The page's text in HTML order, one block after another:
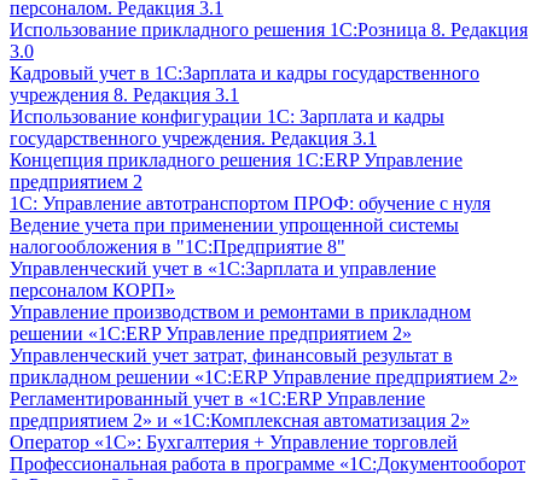
персоналом. Редакция 3.1
Использование прикладного решения 1С:Розница 8. Редакция
3.0
Кадровый учет в 1С:Зарплата и кадры государственного
учреждения 8. Редакция 3.1
Использование конфигурации ‎1С: Зарплата и кадры
государственного учреждения. Редакция 3.1
Концепция прикладного решения 1С:ERP Управление
предприятием 2
1С: Управление автотранспортом ПРОФ: обучение с нуля
Ведение учета при применении упрощенной системы
налогообложения в "1С:Предприятие 8"
Управленческий учет в «1C:Зарплата и управление
персоналом КОРП»
Управление производством и ремонтами в прикладном
решении «1С:ERP Управление предприятием 2»
Управленческий учет затрат, финансовый результат в
прикладном решении «1С:ERP Управление предприятием 2»
Регламентированный учет в «1С:ERP Управление
предприятием 2» и «1С:Комплексная автоматизация 2»
Оператор «1С»: Бухгалтерия + Управление торговлей
Профессиональная работа в программе «1С:Документооборот